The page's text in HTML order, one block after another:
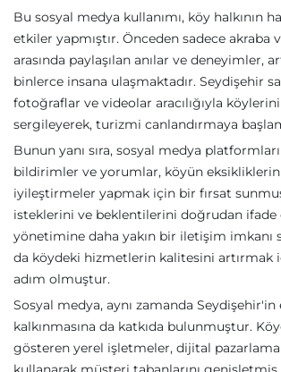
Bu sosyal medya kullanımı, köy halkının
etkiler yapmıştır. Önceden sadece akraba
arasında paylaşılan anılar ve deneyimler,
binlerce insana ulaşmaktadır. Seydişehir
fotoğraflar ve videolar aracılığıyla
sergileyerek, turizmi canlandırmaya
Bunun yanı sıra, sosyal medya
bildirimler ve yorumlar, köyün
iyileştirmeler yapmak için bir fırsat
isteklerini ve beklentilerini doğrudan ifade
yönetimine daha yakın bir iletişim imkanı
da köydeki hizmetlerin kalitesini artırmak
adım olmuştur.
Sosyal medya, aynı zamanda
kalkınmasına da katkıda bulunmuştur.
gösteren yerel işletmeler, dijital